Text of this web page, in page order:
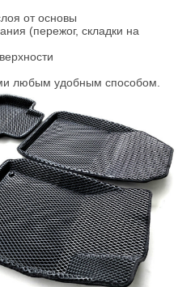
от основы
(пережог, складки на
любым удобным способом.